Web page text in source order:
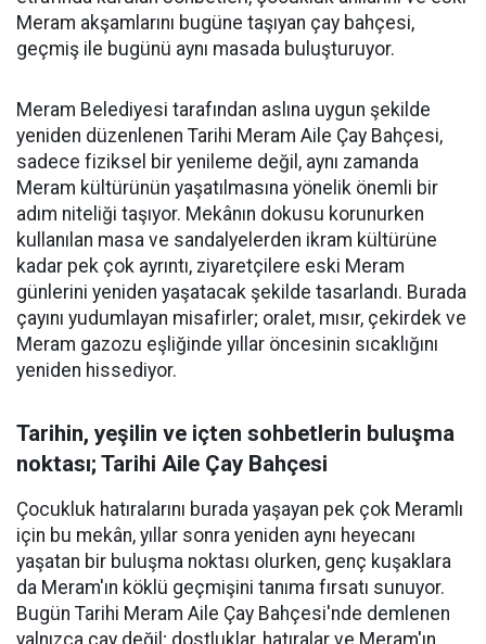
Meram akşamlarını bugüne taşıyan çay bahçesi,
geçmiş ile bugünü aynı masada buluşturuyor.
Meram Belediyesi tarafından aslına uygun şekilde
yeniden düzenlenen Tarihi Meram Aile Çay Bahçesi,
sadece fiziksel bir yenileme değil, aynı zamanda
Meram kültürünün yaşatılmasına yönelik önemli bir
adım niteliği taşıyor. Mekânın dokusu korunurken
kullanılan masa ve sandalyelerden ikram kültürüne
kadar pek çok ayrıntı, ziyaretçilere eski Meram
günlerini yeniden yaşatacak şekilde tasarlandı. Burada
çayını yudumlayan misafirler; oralet, mısır, çekirdek ve
Meram gazozu eşliğinde yıllar öncesinin sıcaklığını
yeniden hissediyor.
Tarihin, yeşilin ve içten sohbetlerin buluşma
noktası; Tarihi Aile Çay Bahçesi
Çocukluk hatıralarını burada yaşayan pek çok Meramlı
için bu mekân, yıllar sonra yeniden aynı heyecanı
yaşatan bir buluşma noktası olurken, genç kuşaklara
da Meram'ın köklü geçmişini tanıma fırsatı sunuyor.
Bugün Tarihi Meram Aile Çay Bahçesi'nde demlenen
yalnızca çay değil; dostluklar, hatıralar ve Meram'ın